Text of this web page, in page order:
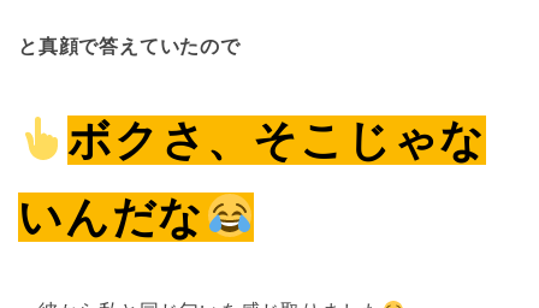
と真顔で答えていたので
ボクさ 、そこじゃな
いんだな